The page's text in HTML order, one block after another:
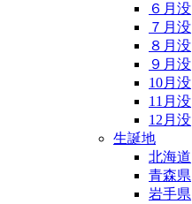
６月没
７月没
８月没
９月没
10月没
11月没
12月没
生誕地
北海道
青森県
岩手県